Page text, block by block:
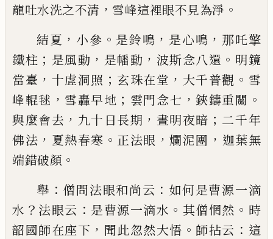
龍吐水洗之不清 ， 雪峰這裡眼不見為淨 。
結夏 ， 小參 。 是鈴鳴 ， 是心鳴 ， 那吒擎
鐵柱 ； 是風動 ， 是幡動 ， 波斯念八還 。 明鏡
當臺 ， 十虗洞照 ； 玄珠在堂 ， 大千普觀 。 雪
峰輥毬 ， 雪轟早地 ； 雲門念七 ，鋏鑄重關 。
與麼會去 ， 九十日長期 ， 晝明夜暗 ； 二千年
佛法 ， 夏熱春寒 。 正法眼 ，爛泥團 ， 迦葉無
端錯破顏 。
舉 ： 僧問法眼和尚云 ： 如何是曹源一滴
水 ？ 法眼云 ： 是曹源一滴水 。 其僧惘然 。 時
韶國師在座下 ， 聞此忽然大悟 。 師拈云 ： 這